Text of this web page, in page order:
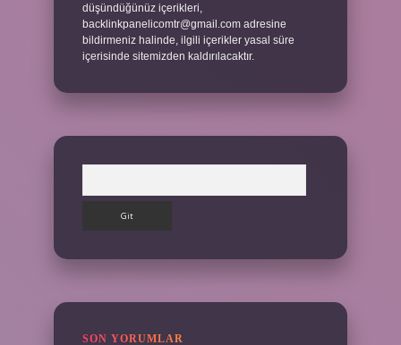
düşündüğünüz içerikleri,
backlinkpanelicomtr@gmail.com adresine
bildirmeniz halinde, ilgili içerikler yasal süre
içerisinde sitemizden kaldırılacaktır.
SON YORUMLAR